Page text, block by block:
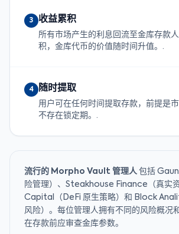
3 收益累积
所有市场产生的利息回流至金库存款
积，金库代币的价值随时间升值。.
4 随时提取
用户可在任何时间提取存款，前提是市
不存在锁定期。.
流行的 Morpho Vault 管理人 包括
险管理）、Steakhouse Finance（真实
Capital（DeFi 原生策略）和 Block
风险）。每位管理人拥有不同的风险概况
在存款前应审查金库参数。